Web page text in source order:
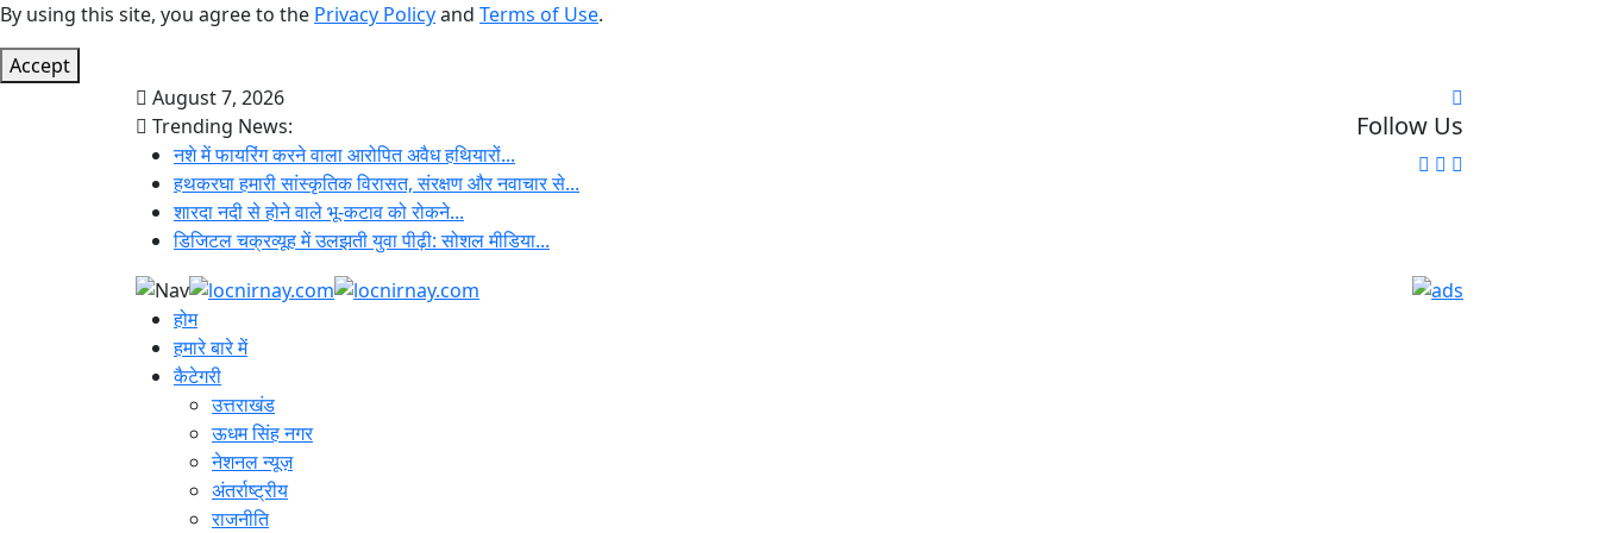
By using this site, you agree to the Privacy Policyand Terms of Use.
Accept
August 7, 2026
Trending News:
नशे में फायरिंग करने वाला आरोपित अवैध हथियारों...
हथकरघा हमारी सांस्कृतिक विरासत, संरक्षण और नवाचार से...
शारदा नदी से होने वाले भू-कटाव को रोकने...
डिजिटल चक्रव्यूह में उलझती युवा पीढ़ी: सोशल मीडिया...
Follow Us
होम
हमारे बारे में
कैटेगरी
उत्तराखंड
ऊधम सिंह नगर
नेशनल न्यूज़
अंतर्राष्ट्रीय
राजनीति